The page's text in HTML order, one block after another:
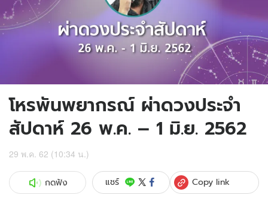
โหรพันพยากรณ์ ผ่าดวงประจำ
สัปดาห์ 26 พ.ค. – 1 มิ.ย. 2562
29 พ.ค. 62 (10:34 น.)
กดฟัง แชร์ Copy link